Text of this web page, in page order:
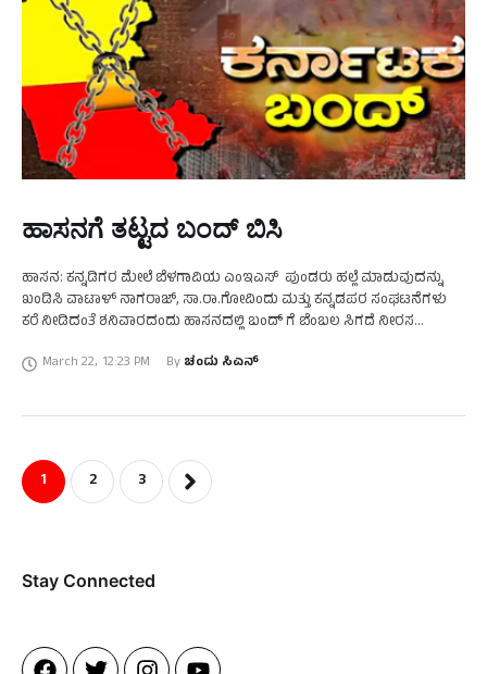
ಹಾಸನಗೆ ತಟ್ಟದ ಬಂದ್‌ ಬಿಸಿ
ಹಾಸನ: ಕನ್ನಡಿಗರ ಮೇಲೆ ಬೆಳಗಾವಿಯ ಎಂಇಎಸ್ ಪುಂಡರು ಹಲ್ಲೆ ಮಾಡುವುದನ್ನು
ಖಂಡಿಸಿ ವಾಟಾಳ್ ನಾಗರಾಜ್, ಸಾ.ರಾ.ಗೋವಿಂದು ಮತ್ತು ಕನ್ನಡಪರ ಸಂಘಟನೆಗಳು
ಕರೆ ನೀಡಿದಂತೆ ಶನಿವಾರದಂದು ಹಾಸನದಲ್ಲಿ ಬಂದ್ ಗೆ ಬೆಂಬಲ ಸಿಗದೆ ನೀರಸ
March 22, 12:23 PM By ಚಂದು ಸಿಎನ್
1 2 3
Stay Connected​